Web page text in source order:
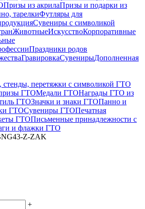
Призы из акрилаПризы и подарки из
тарелкиФутляры для
Сувениры с символикой
ЖивотныеИскусствоКорпоративные
Праздники родов
ГравировкаСувенирыДополненная
стенды, перетяжки с символикой ГТО
ГТОМедали ГТОНаграды ГТО из
ГТОЗначки и знаки ГТОПанно и
ГТОСувениры ГТОПечатная
ГТОПисьменные принадлежности с
и флажки ГТО
Z-ZAK
+